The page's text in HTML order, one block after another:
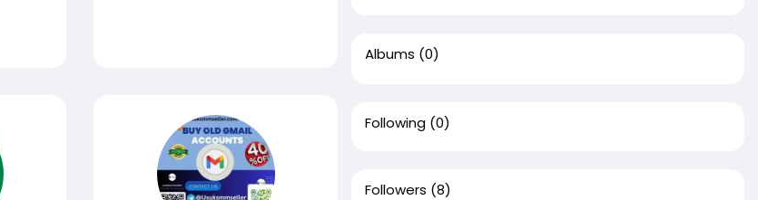
Albums (0)
Following (0)
Followers (8)